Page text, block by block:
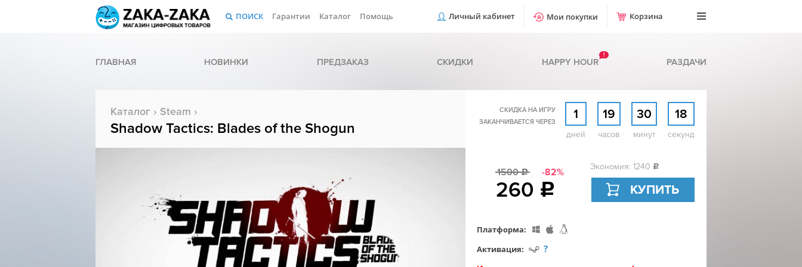
ПОИСК Гарантии Каталог Помощь Личный кабинет Мои покупки Корзина
ГЛАВНАЯ НОВИНКИ ПРЕДЗАКАЗ СКИДКИ HAPPY HOUR
!
РАЗДАЧИ
Каталог › Steam ›
Shadow Tactics: Blades of the Shogun
СКИДКА НА ИГРУ
ЗАКАНЧИВАЕТСЯ ЧЕРЕЗ
1
дней
19
часов
30
минут
17
секунд
1500c -82%
260 c
Экономия: 1240 c
КУПИТЬ
Платформа:
Активация:
?